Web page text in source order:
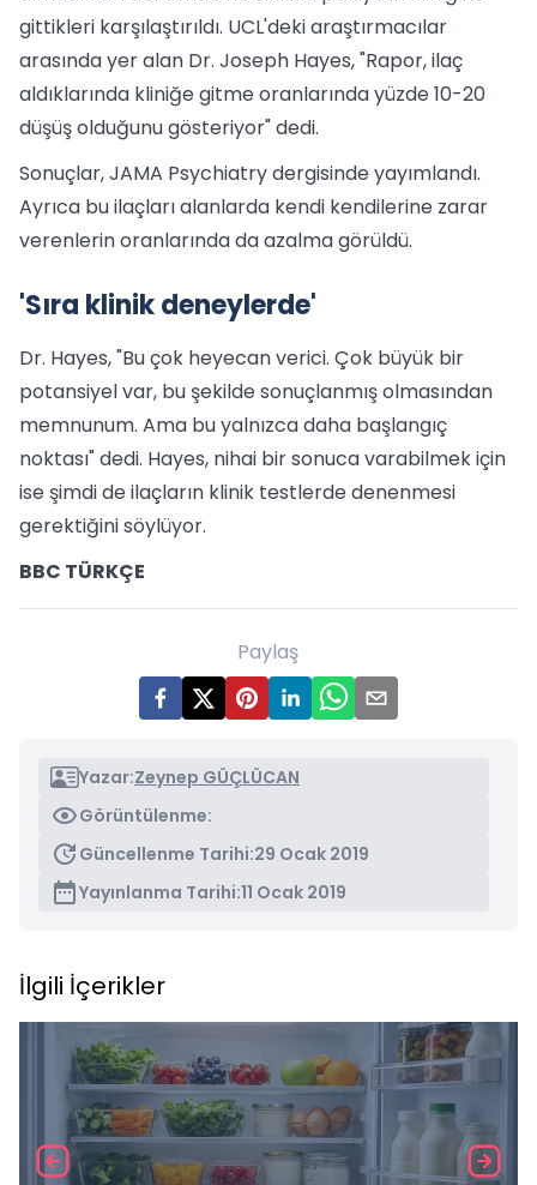
gittikleri karşılaştırıldı. UCL'deki araştırmacılar
arasında yer alan Dr. Joseph Hayes, "Rapor, ilaç
aldıklarında kliniğe gitme oranlarında yüzde 10-20
düşüş olduğunu gösteriyor" dedi.
Sonuçlar, JAMA Psychiatry dergisinde yayımlandı.
Ayrıca bu ilaçları alanlarda kendi kendilerine zarar
verenlerin oranlarında da azalma görüldü.
'Sıra klinik deneylerde'
Dr. Hayes, "Bu çok heyecan verici. Çok büyük bir
potansiyel var, bu şekilde sonuçlanmış olmasından
memnunum. Ama bu yalnızca daha başlangıç
noktası" dedi. Hayes, nihai bir sonuca varabilmek için
ise şimdi de ilaçların klinik testlerde denenmesi
gerektiğini söylüyor.
BBC TÜRKÇE
Paylaş
Yazar:Zeynep GÜÇLÜCAN
Görüntülenme:
Güncellenme Tarihi:29 Ocak 2019
Yayınlanma Tarihi:11 Ocak 2019
İlgili İçerikler